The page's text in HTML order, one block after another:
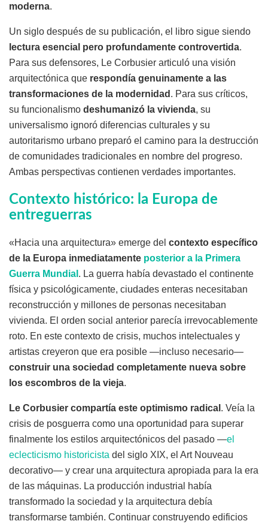
moderna.
Un siglo después de su publicación, el libro sigue siendo
lectura esencial pero profundamente controvertida.
Para sus defensores, Le Corbusier articuló una visión
arquitectónica que respondía genuinamente a las
transformaciones de la modernidad . Para sus críticos,
su funcionalismo deshumanizó la vivienda, su
universalismo ignoró diferencias culturales y su
autoritarismo urbano preparó el camino para la destrucción
de comunidades tradicionales en nombre del progreso.
Ambas perspectivas contienen verdades importantes.
Contexto histórico: la Europa de
entreguerras
«Hacia una arquitectura» emerge del contexto específico
de la Europa inmediatamente posterior a la Primera
Guerra Mundial . La guerra había devastado el continente
física y psicológicamente, ciudades enteras necesitaban
reconstrucción y millones de personas necesitaban
vivienda. El orden social anterior parecía irrevocablemente
roto. En este contexto de crisis, muchos intelectuales y
artistas creyeron que era posible —incluso necesario—
construir una sociedad completamente nueva sobre
los escombros de la vieja.
Le Corbusier compartía este optimismo radical . Veía la
crisis de posguerra como una oportunidad para superar
finalmente los estilos arquitectónicos del pasado —el
eclecticismo historicista del siglo XIX, el Art Nouveau
decorativo— y crear una arquitectura apropiada para la era
de las máquinas. La producción industrial había
transformado la sociedad y la arquitectura debía
transformarse también. Continuar construyendo edificios